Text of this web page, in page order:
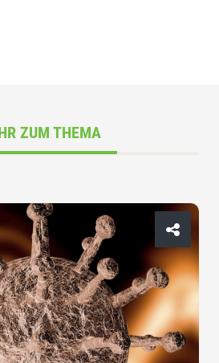
ZUM THEMA